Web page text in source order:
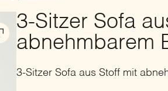
3-Sitzer Sofa
abnehmbarem
3-Sitzer Sofa aus Stoff mit